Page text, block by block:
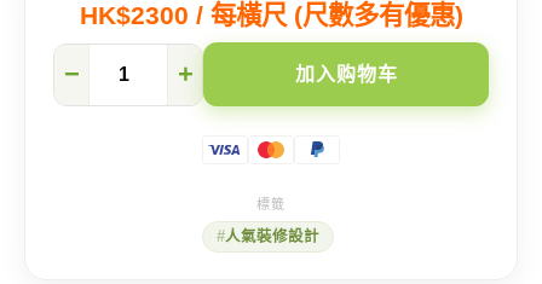
HK$2300 / 每橫尺 (尺數多有優惠)
风
− + 加入购物车
人氣裝修設計